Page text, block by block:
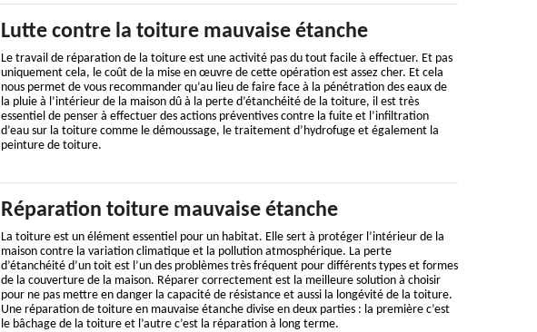
Lutte contre la toiture mauvaise étanche
Le travail de réparation de la toiture est une activité pas du tout facile à effectuer. Et pas
uniquement cela, le coût de la mise en œuvre de cette opération est assez cher. Et cela
nous permet de vous recommander qu’au lieu de faire face à la pénétration des eaux de
la pluie à l’intérieur de la maison dû à la perte d’étanchéité de la toiture, il est très
essentiel de penser à effectuer des actions préventives contre la fuite et l’infiltration
d’eau sur la toiture comme le démoussage, le traitement d’hydrofuge et également la
peinture de toiture.
Réparation toiture mauvaise étanche
La toiture est un élément essentiel pour un habitat. Elle sert à protéger l’intérieur de la
maison contre la variation climatique et la pollution atmosphérique. La perte
d’étanchéité d’un toit est l’un des problèmes très fréquent pour différents types et formes
de la couverture de la maison. Réparer correctement est la meilleure solution à choisir
pour ne pas mettre en danger la capacité de résistance et aussi la longévité de la toiture.
Une réparation de toiture en mauvaise étanche divise en deux parties : la première c’est
le bâchage de la toiture et l’autre c’est la réparation à long terme.